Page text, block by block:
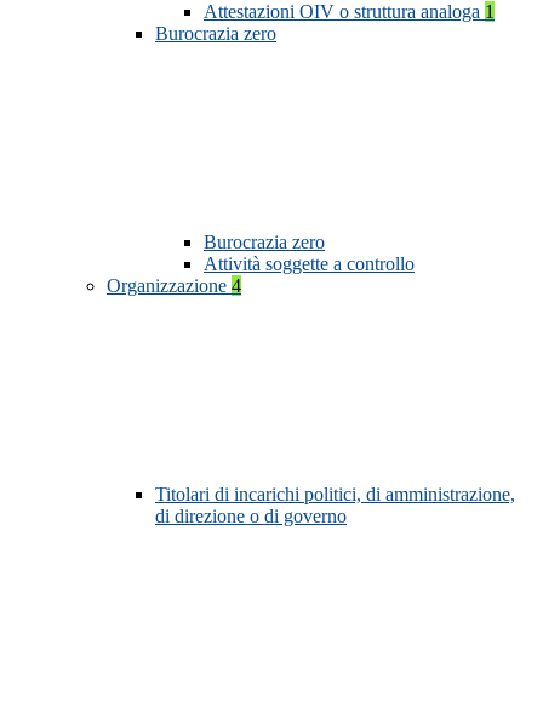
Attestazioni OIV o struttura analoga 1
Burocrazia zero
Burocrazia zero
Attività soggette a controllo
Organizzazione 4
Titolari di incarichi politici, di amministrazione,
di direzione o di governo